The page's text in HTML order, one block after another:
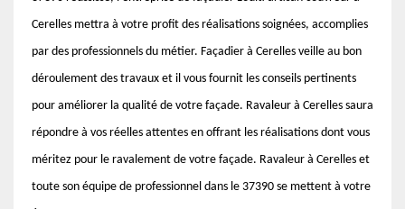
Cerelles mettra à votre profit des réalisations soignées, accomplies
par des professionnels du métier. Façadier à Cerelles veille au bon
déroulement des travaux et il vous fournit les conseils pertinents
pour améliorer la qualité de votre façade. Ravaleur à Cerelles saura
répondre à vos réelles attentes en offrant les réalisations dont vous
méritez pour le ravalement de votre façade. Ravaleur à Cerelles et
toute son équipe de professionnel dans le 37390 se mettent à votre